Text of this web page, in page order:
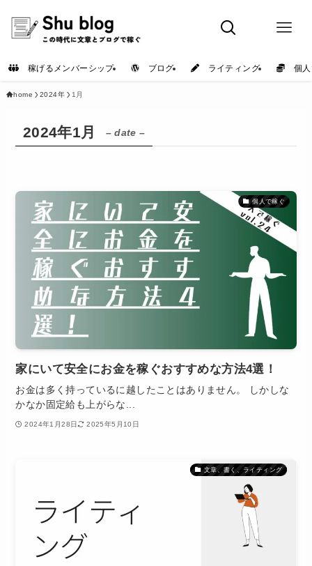
稼げるメンバーシップ ブログ ライティング 個人
home 2024年 1月
2024年1月 – date –
個人で稼ぐ
家にいて安全にお金を稼ぐおすすめな方法4選！
お金は多く持っているに越したことはありません。 しかしな
かなか固定給も上がらな...
2024年1月28日 2025年5月10日
文章、書く、ライティング